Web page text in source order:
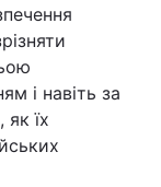
і навіть за
їх